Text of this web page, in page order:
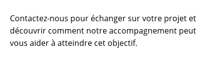
Contactez-nous pour échanger sur votre projet et
découvrir comment notre accompagnement peut
vous aider à atteindre cet objectif.